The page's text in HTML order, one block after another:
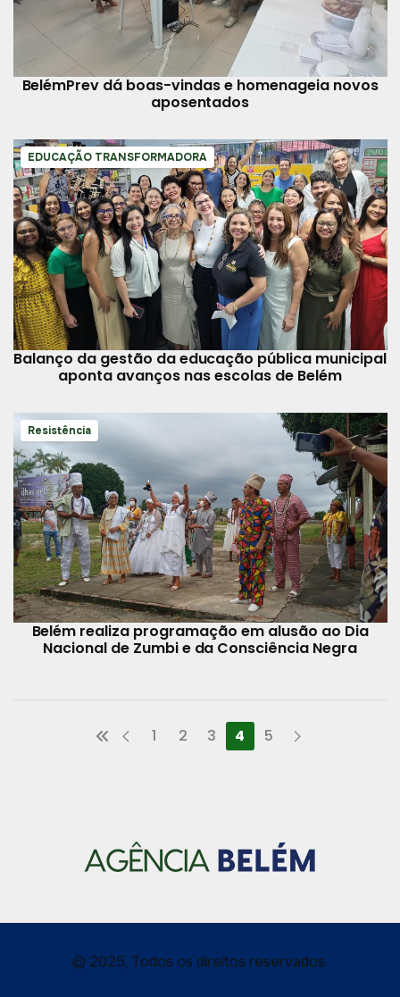
BelémPrev dá boas-vindas e homenageia novos
aposentados
EDUCAÇÃO TRANSFORMADORA
Balanço da gestão da educação pública municipal
aponta avanços nas escolas de Belém
Resistência
Belém realiza programação em alusão ao Dia
Nacional de Zumbi e da Consciência Negra
1 2 3 4 5
© 2025, Todos os direitos reservados.